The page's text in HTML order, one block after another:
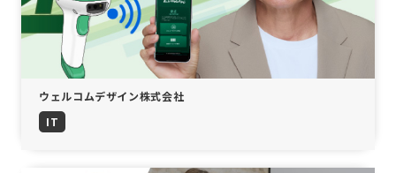
ウェルコムデザイン株式会社
IT